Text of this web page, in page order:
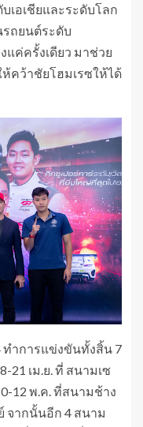
เอเชียและระดับโลก
ถยนต์ระดับ
แค่ครั้งเดียว มาช่วย
คว้าชัยโฮมเรซให้ได้
ทำการแข่งขันทั้งสิ้น 7
21 เม.ย. ที่ สนามเซ
12 พ.ค. ที่สนามช้าง
จากนั้นอีก 4 สนาม